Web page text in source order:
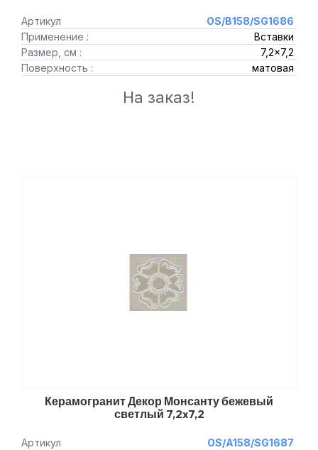
Артикул
OS/B158/SG1686
Применение :
Вставки
Размер, см :
7,2x7,2
Поверхность :
матовая
На заказ!
Керамогранит Декор Монсанту бежевый
светлый 7,2x7,2
Артикул
OS/A158/SG1687